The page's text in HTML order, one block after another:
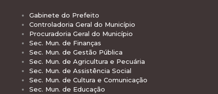
Gabinete do Prefeito
Controladoria Geral do Município
Procuradoria Geral do Município
Sec. Mun. de Finanças
Sec. Mun. de Gestão Pública
Sec. Mun. de Agricultura e Pecuária
Sec. Mun. de Assistência Social
Sec. Mun. de Cultura e Comunicação
Sec. Mun. de Educação